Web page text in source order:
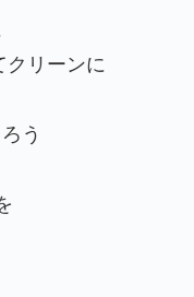
クリーンに
う